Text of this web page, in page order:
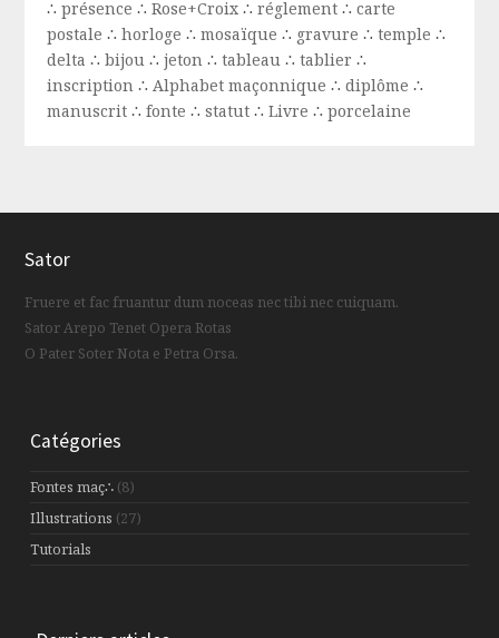
∴présence∴Rose+Croix∴réglement∴carte
postale∴horloge∴mosaïque∴ gravure∴temple∴
delta∴bijou∴jeton∴tableau∴tablier∴
inscription∴Alphabet maçonnique∴diplôme∴
manuscrit∴fonte∴statut∴Livre∴porcelaine
Sator
Fruere et fac fruantur dum noceas nec tibi nec cuiquam.
Sator Arepo Tenet Opera Rotas
O Pater Soter Nota e Petra Orsa.
Catégories
Fontes maç∴ (8)
Illustrations (27)
Tutorials